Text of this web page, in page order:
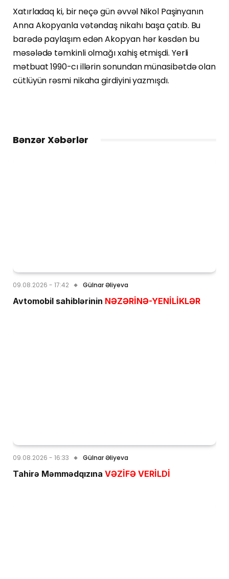
Xatırladaq ki, bir neçə gün əvvəl Nikol Paşinyanın
Anna Akopyanla vətəndaş nikahı başa çatıb. Bu
barədə paylaşım edən Akopyan hər kəsdən bu
məsələdə təmkinli olmağı xahiş etmişdi. Yerli
mətbuat 1990-cı illərin sonundan münasibətdə olan
cütlüyün rəsmi nikaha girdiyini yazmışdı.
Bənzər Xəbərlər
09.08.2026 - 17:42 Gülnar Əliyeva
Avtomobil sahiblərinin NƏZƏRİNƏ-YENİLİKLƏR
09.08.2026 - 16:33 Gülnar Əliyeva
Tahirə Məmmədqızına VƏZİFƏ VERİLDİ